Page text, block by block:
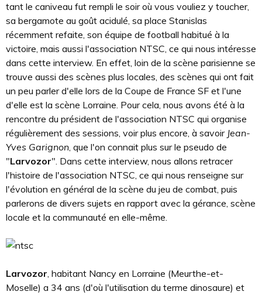
tant le caniveau fut rempli le soir où vous vouliez y toucher,
sa bergamote au goût acidulé, sa place Stanislas
récemment refaite, son équipe de football habitué à la
victoire, mais aussi l'association NTSC, ce qui nous intéresse
dans cette interview. En effet, loin de la scène parisienne se
trouve aussi des scènes plus locales, des scènes qui ont fait
un peu parler d'elle lors de la Coupe de France SF et l'une
d'elle est la scène Lorraine. Pour cela, nous avons été à la
rencontre du président de l'association NTSC qui organise
régulièrement des sessions, voir plus encore, à savoir Jean-
Yves Garignon, que l'on connait plus sur le pseudo de
"Larvozor". Dans cette interview, nous allons retracer
l'histoire de l'association NTSC, ce qui nous renseigne sur
l'évolution en général de la scène du jeu de combat, puis
parlerons de divers sujets en rapport avec la gérance, scène
locale et la communauté en elle-même.
Larvozor, habitant Nancy en Lorraine (Meurthe-et-
Moselle) a 34 ans (d'où l'utilisation du terme dinosaure) et